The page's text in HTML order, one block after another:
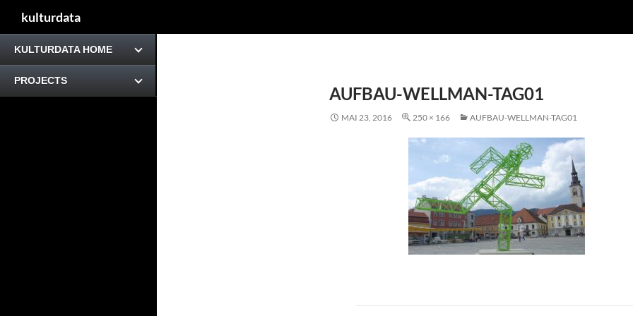
kulturdata
AUFBAU-WELLMAN-TAG01
MAI 23, 2016 250 × 166 AUFBAU-WELLMAN-TAG01
KULTURDATA HOME
PROJECTS